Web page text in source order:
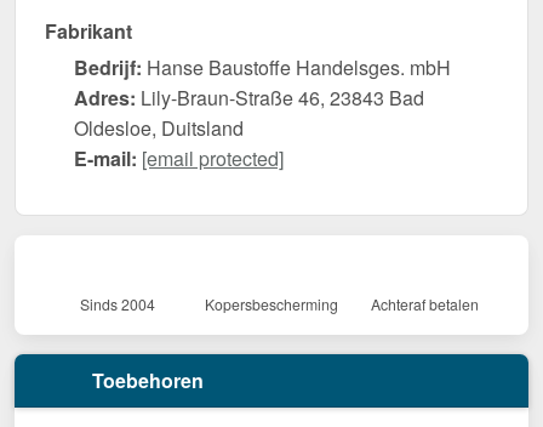
Fabrikant
Bedrijf: Hanse Baustoffe Handelsges. mbH
Adres: Lily-Braun-Straße 46, 23843 Bad
Oldesloe, Duitsland
E-mail: [email protected]
Sinds 2004 Kopersbescherming Achteraf betalen
Toebehoren